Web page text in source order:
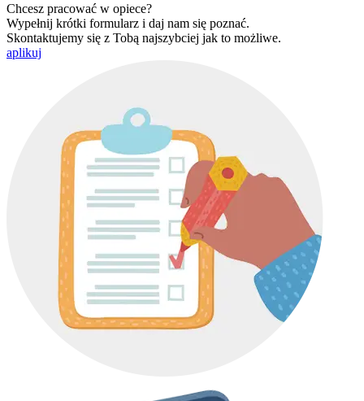
Chcesz pracować w opiece?
Wypełnij krótki formularz i daj nam się poznać.
Skontaktujemy się z Tobą najszybciej jak to możliwe.
aplikuj